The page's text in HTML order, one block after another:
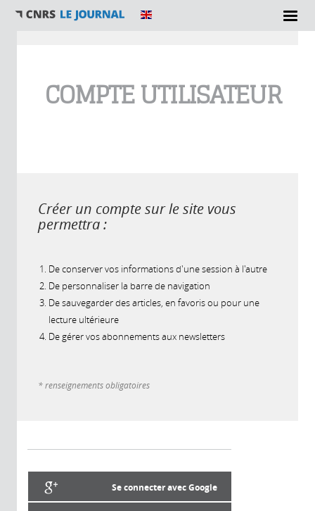
COMPTE UTILISATEUR
Créer un compte sur le site vous
permettra :
De conserver vos informations d'une session à l'autre
De personnaliser la barre de navigation
De sauvegarder des articles, en favoris ou pour une
lecture ultérieure
De gérer vos abonnements aux newsletters
* renseignements obligatoires
Se connecter avec Google